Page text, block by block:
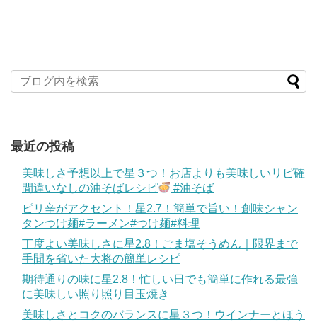
最近の投稿
美味しさ予想以上で星３つ！お店よりも美味しいリピ確
間違いなしの油そばレシピ
#油そば
ピリ辛がアクセント！星2.7！簡単で旨い！創味シャン
タンつけ麺#ラーメン#つけ麺#料理
丁度よい美味しさに星2.8！ごま塩そうめん｜限界まで
手間を省いた大将の簡単レシピ
期待通りの味に星2.8！忙しい日でも簡単に作れる最強
に美味しい照り照り目玉焼き
美味しさとコクのバランスに星３つ！ウインナーとほう